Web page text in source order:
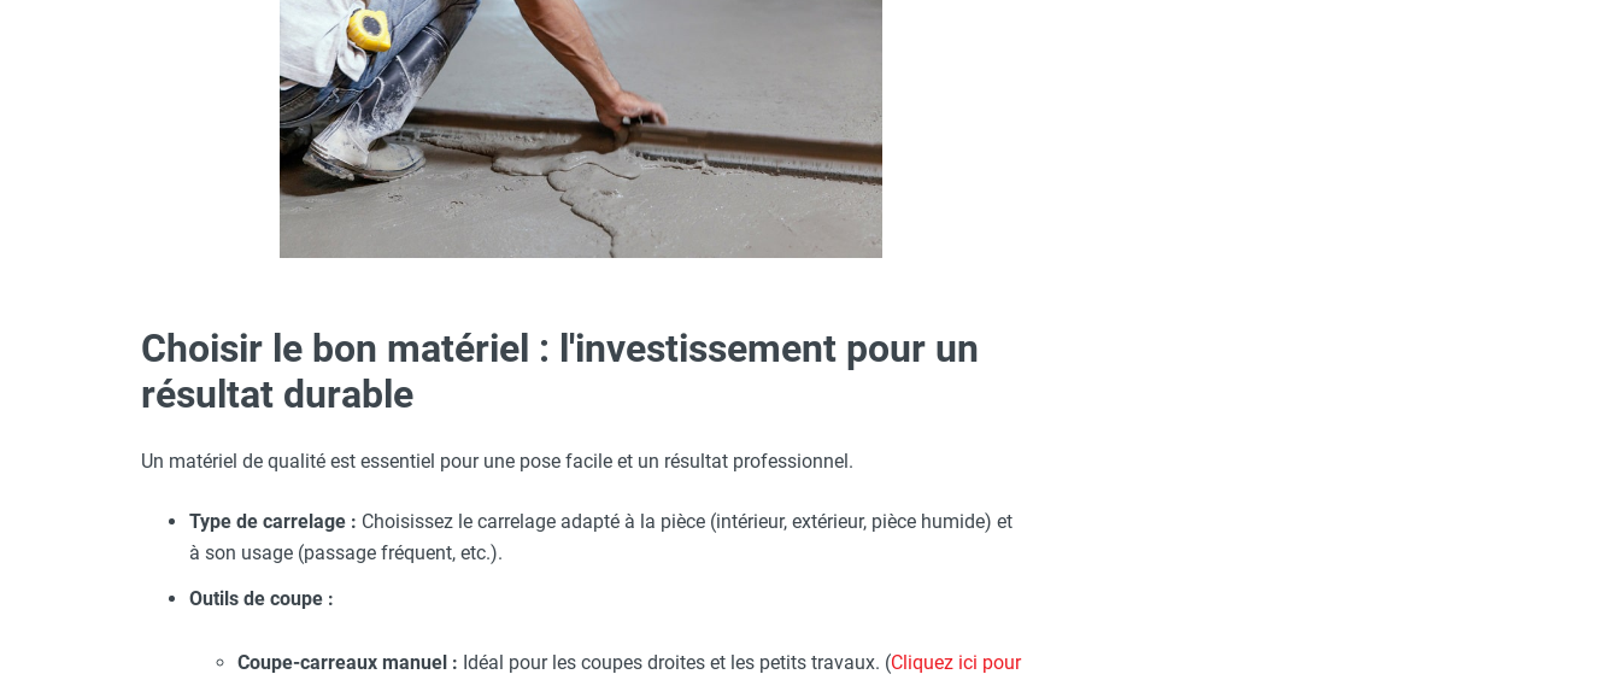
Choisir le bon matériel : l'investissement pour un
résultat durable
Un matériel de qualité est essentiel pour une pose facile et un résultat professionnel.
Type de carrelage : Choisissez le carrelage adapté à la pièce (intérieur, extérieur, pièce humide) et
à son usage (passage fréquent, etc.).
Outils de coupe :
Coupe-carreaux manuel : Idéal pour les coupes droites et les petits travaux. (Cliquez ici pour